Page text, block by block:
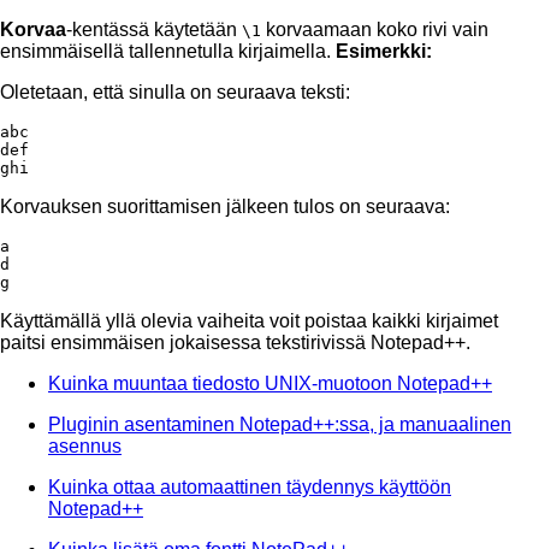
Korvaa-kentässä käytetään \1 korvaamaan koko rivi vain
ensimmäisellä tallennetulla kirjaimella. Esimerkki:
Oletetaan, että sinulla on seuraava teksti:
abc
def
ghi
Korvauksen suorittamisen jälkeen tulos on seuraava:
a
d
g
Käyttämällä yllä olevia vaiheita voit poistaa kaikki kirjaimet
paitsi ensimmäisen jokaisessa tekstirivissä Notepad++.
Kuinka muuntaa tiedosto UNIX-muotoon Notepad++
Pluginin asentaminen Notepad++:ssa, ja manuaalinen
asennus
Kuinka ottaa automaattinen täydennys käyttöön
Notepad++